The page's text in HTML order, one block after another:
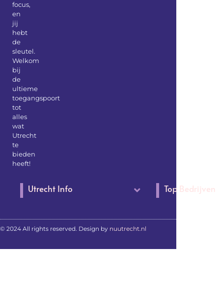
focus,
en
jij
hebt
de
sleutel.
Welkom
bij
de
ultieme
toegangspoort
tot
alles
wat
Utrecht
te
bieden
heeft!
Utrecht Info Top Bedrijven
© 2024 All rights reserved. Design by nuutrecht.nl